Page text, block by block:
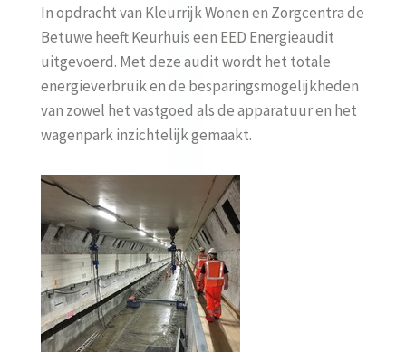
In opdracht van Kleurrijk Wonen en Zorgcentra de
Betuwe heeft Keurhuis een EED Energieaudit
uitgevoerd. Met deze audit wordt het totale
energieverbruik en de besparingsmogelijkheden
van zowel het vastgoed als de apparatuur en het
wagenpark inzichtelijk gemaakt.